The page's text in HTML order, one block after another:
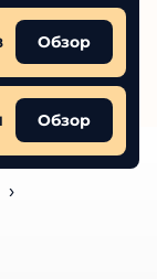
Обзор
Обзор